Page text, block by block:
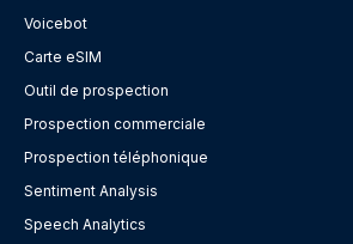
Voicebot
Carte eSIM
Outil de prospection
Prospection commerciale
Prospection téléphonique
Sentiment Analysis
Speech Analytics